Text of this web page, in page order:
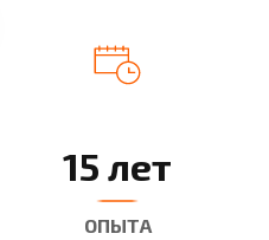
15 лет
ОПЫТА